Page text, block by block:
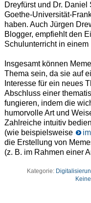
Dreyfürstund Dr. Daniel
Goethe-Universität-
haben. Auch Jürgen
Blogger, empfiehlt den
Schulunterricht in einem
Insgesamt können
Thema sein, da sie auf
Interesse für ein neues
Abschluss einer
fungieren, indem die
humorvolle Art und
Zahlreiche intuitiv
(wie beispielsweise
die Erstellung von
(z. B. im Rahmen einer
Kategorie: